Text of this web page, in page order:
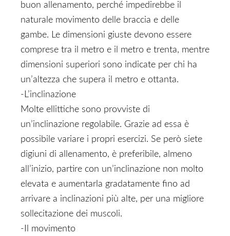
buon allenamento, perché impedirebbe il
naturale movimento delle braccia e delle
gambe. Le dimensioni giuste devono essere
comprese tra il metro e il metro e trenta, mentre
dimensioni superiori sono indicate per chi ha
un’altezza che supera il metro e ottanta.
-L’inclinazione
Molte ellittiche sono provviste di
un’inclinazione regolabile. Grazie ad essa è
possibile variare i propri esercizi. Se però siete
digiuni di allenamento, è preferibile, almeno
all’inizio, partire con un’inclinazione non molto
elevata e aumentarla gradatamente fino ad
arrivare a inclinazioni più alte, per una migliore
sollecitazione dei muscoli.
-Il movimento